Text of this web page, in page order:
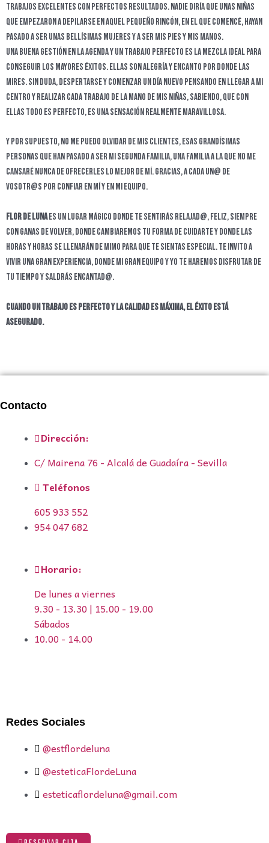
trabajos EXCELENTES con perfectos resultados. Nadie diría que unas niñas
que empezaron a depilarse en aquel pequeño rincón, en el que comencé, hayan
pasado a ser unas bellísimas mujeres y a ser mis pies y mis manos.
Una buena gestión en la agenda y un trabajo perfecto es la mezcla ideal para
conseguir los mayores éxitos. Ellas son alegría y encanto por donde las
mires. Sin duda, despertarse y comenzar un día nuevo pensando en llegar a mi
centro y realizar cada trabajo de la mano de mis niñas, sabiendo, que con
ellas todo es PERFECTO, es una sensación realmente maravillosa.
Y por supuesto, no me puedo olvidar de mis clientes, esas grandísimas
personas que han pasado a ser mi segunda familia, una familia a la que no me
cansaré nunca de ofrecerles lo mejor de mí. Gracias, a cada un@ de
vosotr@s por confiar en mí y en mi equipo.
Flor de lunaes un lugar mágico donde te sentirás relajad@, feliz, siempre
con ganas de volver, donde cambiaremos tu forma de cuidarte y donde las
horas y horas se llenarán de mimo para que te sientas especial. Te invito a
vivir una gran experiencia, donde mi gran equipo y yo te haremos disfrutar de
tu tiempo y saldrás encantad@.
Cuando un trabajo es PERFECTO y la CALIDAD es máxima, el ÉXITO está
asegurado.
Contacto
Dirección:
C/ Mairena 76 - Alcalá de Guadaíra - Sevilla
Teléfonos
605 933 552
954 047 682
Horario:
De lunes a viernes
9.30 - 13.30 | 15.00 - 19.00
Sábados
10.00 - 14.00
Redes Sociales
@estflordeluna
@esteticaFlordeLuna
esteticaflordeluna@gmail.com